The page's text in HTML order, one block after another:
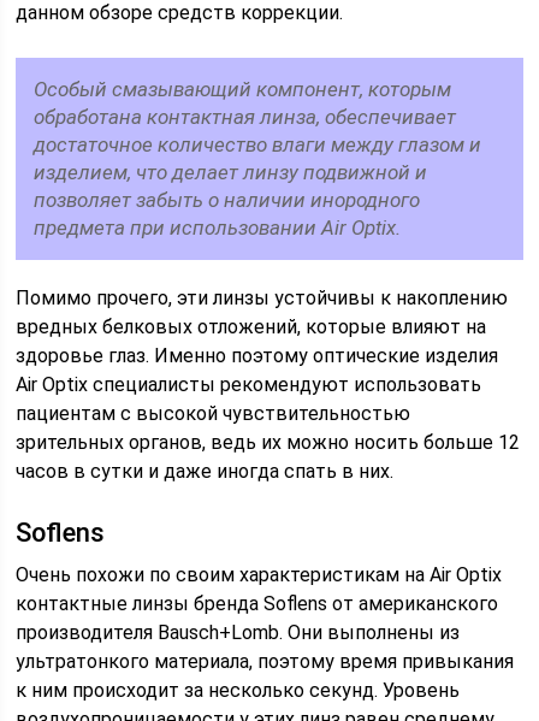
данном обзоре средств коррекции.
Особый смазывающий компонент, которым
обработана контактная линза, обеспечивает
достаточное количество влаги между глазом и
изделием, что делает линзу подвижной и
позволяет забыть о наличии инородного
предмета при использовании Air Optix.
Помимо прочего, эти линзы устойчивы к накоплению
вредных белковых отложений, которые влияют на
здоровье глаз. Именно поэтому оптические изделия
Air Optix специалисты рекомендуют использовать
пациентам с высокой чувствительностью
зрительных органов, ведь их можно носить больше 12
часов в сутки и даже иногда спать в них.
Soflens
Очень похожи по своим характеристикам на Air Optix
контактные линзы бренда Soflens от американского
производителя Bausch+Lomb. Они выполнены из
ультратонкого материала, поэтому время привыкания
к ним происходит за несколько секунд. Уровень